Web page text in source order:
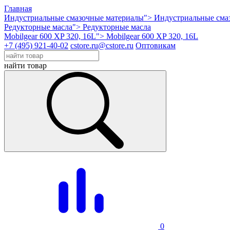
Главная
Индустриальные смазочные материалы"> Индустриальные
Редукторные масла"> Редукторные масла
Mobilgear 600 XP 320, 16L"> Mobilgear 600 XP 320, 16L
+7 (495) 921-40-02 cstore.ru@cstore.ru Оптовикам
найти товар
0